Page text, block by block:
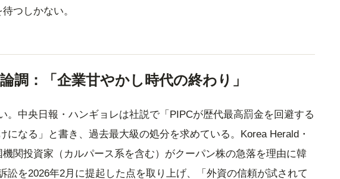
つしかない。
調：「企業甘やかし時代の終わり」
。中央日報・ハンギョレは社説で「PIPCが歴代最高罰金を回避する
になる」と書き、過去最大級の処分を求めている。Korea Herald・
機関投資家（カルパース系を含む）がクーパン株の急落を理由に韓
訟を2026年2月に提起した点を取り上げ、「外資の信頼が試されて